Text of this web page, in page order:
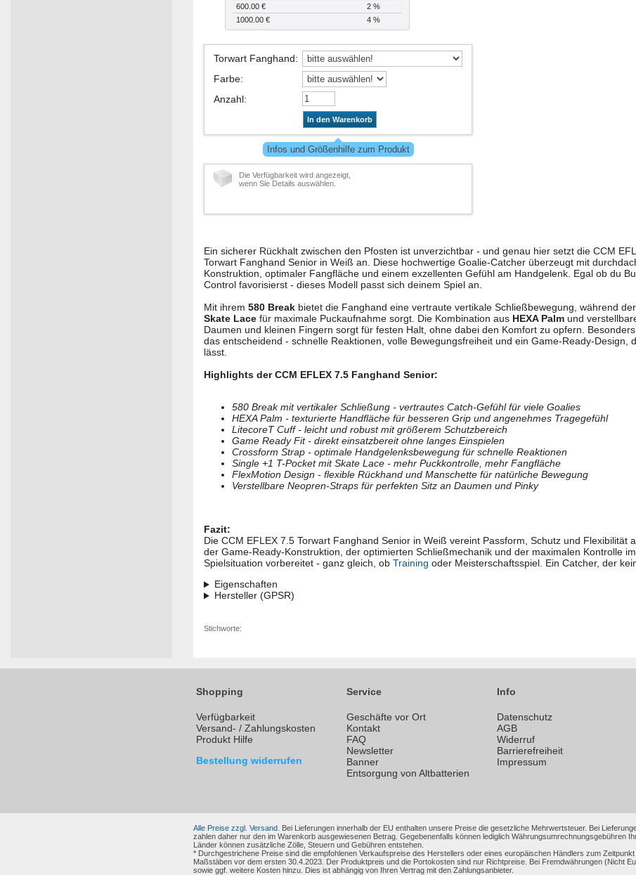
600.00 €
2 %
1000.00 €
4 %
Torwart Fanghand:
Farbe:
Anzahl:
In den Warenkorb
Infos und Größenhilfe zum Produkt
Die Verfügbarkeit wird angezeigt,
wenn Sie Details auswählen.
Ein sicherer Rückhalt zwischen den Pfosten ist unverzichtbar - und genau hier setzt die CCM
Torwart Fanghand Senior in Weiß an. Diese hochwertige Goalie-Catcher überzeugt mit
Konstruktion, optimaler Fangfläche und einem exzellenten Gefühl am Handgelenk. Egal ob du
Control favorisierst - dieses Modell passt sich deinem Spiel an.
Mit ihrem 580 Break bietet die Fanghand eine vertraute vertikale Schließbewegung, während der
Skate Lace für maximale Puckaufnahme sorgt. Die Kombination aus HEXA Palm und
Daumen und kleinen Fingern sorgt für festen Halt, ohne dabei den Komfort zu opfern.
das entscheidend - schnelle Reaktionen, volle Bewegungsfreiheit und ein Game-Ready-Design,
lässt.
Highlights der CCM EFLEX 7.5 Fanghand Senior:
580 Break mit vertikaler Schließung - vertrautes Catch-Gefühl für viele Goalies
HEXA Palm - texturierte Handfläche für besseren Grip und angenehmes Tragegefühl
LitecoreT Cuff - leicht und robust mit größerem Schutzbereich
Game Ready Fit - direkt einsatzbereit ohne langes Einspielen
Crossform Strap - optimale Handgelenksbewegung für schnelle Reaktionen
Single +1 T-Pocket mit Skate Lace - mehr Puckkontrolle, mehr Fangfläche
FlexMotion Design - flexible Rückhand und Manschette für natürliche Bewegung
Verstellbare Neopren-Straps für perfekten Sitz an Daumen und Pinky
Fazit:
Die CCM EFLEX 7.5 Torwart Fanghand Senior in Weiß vereint Passform, Schutz und Flexibilität
der Game-Ready-Konstruktion, der optimierten Schließmechanik und der maximalen Kontrolle
Spielsituation vorbereitet - ganz gleich, ob Training oder Meisterschaftsspiel. Ein Catcher, der
Eigenschaften
Hersteller (GPSR)
Stichworte:
Shopping
Verfügbarkeit
Versand- / Zahlungskosten
Produkt Hilfe
Bestellung widerrufen
Service
Geschäfte vor Ort
Kontakt
FAQ
Newsletter
Banner
Entsorgung von Altbatterien
Info
Datenschutz
AGB
Widerruf
Barrierefreiheit
Impressum
Alle Preise zzgl. Versand. Bei Lieferungen innerhalb der EU enthalten unsere Preise die gesetzliche Mehrwertsteuer. Bei
zahlen daher nur den im Warenkorb ausgewiesenen Betrag. Gegebenenfalls können lediglich Währungsumrechnungsgebühren
Länder können zusätzliche Zölle, Steuern und Gebühren entstehen.
* Durchgestrichene Preise sind die empfohlenen Verkaufspreise des Herstellers oder eines europäischen Händlers zum
Maßstäben vor dem ersten 30.4.2023. Der Produktpreis und die Portokosten sind nur Richtpreise. Bei Fremdwährungen (Nicht
sowie ggf. weitere Kosten hinzu. Dies ist abhängig von Ihren Vertrag mit den Zahlungsanbieter.